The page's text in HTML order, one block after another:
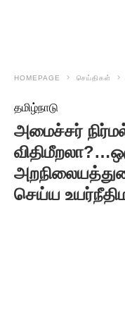
HOMEPAGE செய்திகள்
தமிழ்நாடு
அமைச்சர்
செய்ய